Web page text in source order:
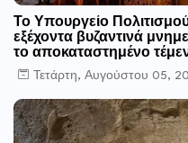
Το Υπουργείο
εξέχοντα βυζαντινά
το αποκαταστημένο
Τετάρτη, Αυγούστου 05,